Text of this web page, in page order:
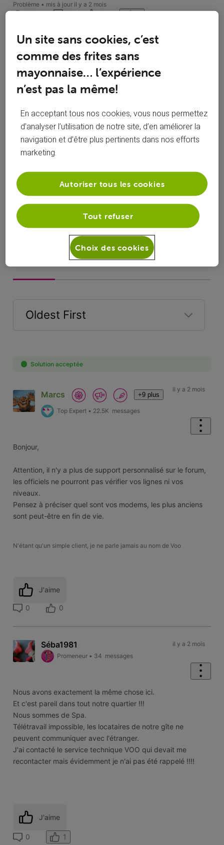
Problème• mis à jour il y a 2 mois
182 7 0
J'aime COMMENTAIRE
Suivre
Oldest First
First
Solution acceptée
Marcs +9 plus
Top Expert • 22.5K messages
il y a 2 mois
Bonjour,
Attention, il n'y a plus de support personnalisé sur le forum,
les officiels ne pourront pas vérifier vos lignes ni vos
niveaux.
Pensez à préciser quel sont vos modems, les plus anciens
sont peut-être en fin de vie.
N'étant qu'un simple client, je ne parle jamais au nom de Voo
J'aime
0 0
Séba1981
Promeneur • 34 messages
il y a 2 mois
Nous avons exactement la même chose ici.
Et c'est pareil dans tout notre quartier !!!
Nous sommes de Spa.
Télétravail impossible, les locataires de notre gîte ne
peuvent communiquer avec l'étranger.
J'ai contacté le service technique VOO qui devait me
recontacter mais évidemment je n'ai pas été rappelé !!!!
J'aime
0 1
Un site sans cookies, c’est
comme des frites sans
mayonnaise… l’expérience
n’est pas la même!
En acceptant tous nos cookies, vous nous permettez
d’analyser l’utilisation de notre site, d’en améliorer la
navigation et d’être plus pertinents dans nos efforts
marketing.
Tout refuser
Autoriser tous les cookies
Choix des cookies